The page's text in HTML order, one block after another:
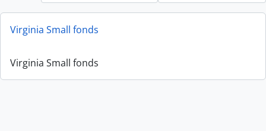
Virginia Small fonds
Virginia Small fonds